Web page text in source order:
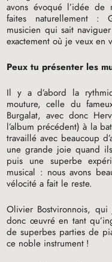
avons évoqué l’idée de
faites naturellement :
musicien qui sait
exactement où je veux en
Peux tu présenter les
Il y a d’abord la
mouture, celle du
Burgalat, avec donc
l’album précédent) à la
travaillé avec beaucoup
une grande joie quand
puis une superbe
musical : nous avons
vélocité a fait le reste.
Olivier Bostvironnois,
donc œuvré en tant
de superbes parties de
ce noble instrument !